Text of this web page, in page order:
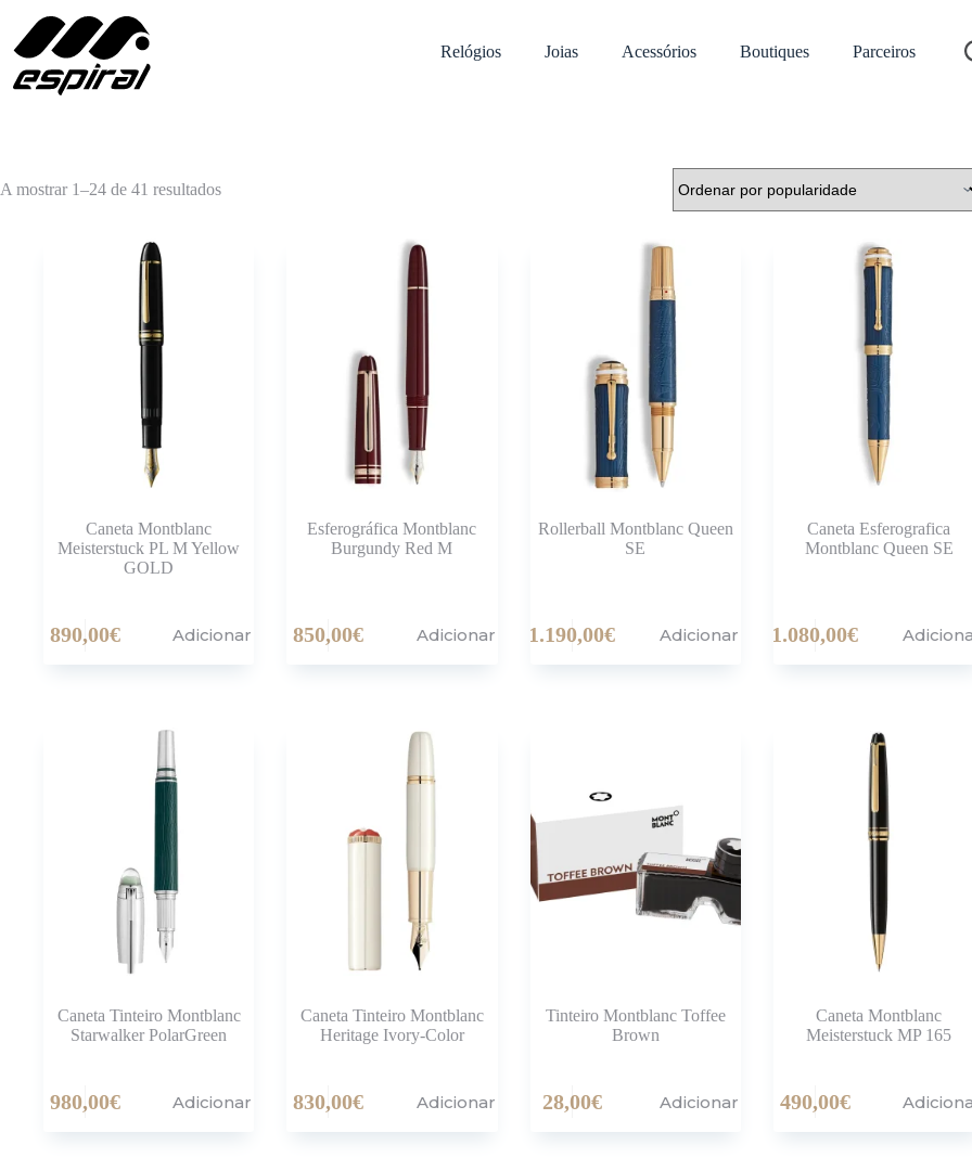
conteúdo
Relógios Joias Acessórios Boutiques Parceiros
A mostrar 1–24 de 41 resultadosOrdenado
Caneta Montblanc
Meisterstuck PL M Yellow
GOLD
890,00€ Adicionar
Esferográfica Montblanc
Burgundy Red M
850,00€ Adicionar
Rollerball Montblanc Queen
SE
1.190,00€ Adicionar
Caneta Esferografica
Montblanc Queen SE
1.080,00€
Caneta Tinteiro Montblanc
Starwalker PolarGreen
980,00€ Adicionar
Caneta Tinteiro Montblanc
Heritage Ivory-Color
830,00€ Adicionar
Tinteiro Montblanc Toffee
Brown
28,00€ Adicionar
Caneta Montblanc
Meisterstuck MP 165
490,00€